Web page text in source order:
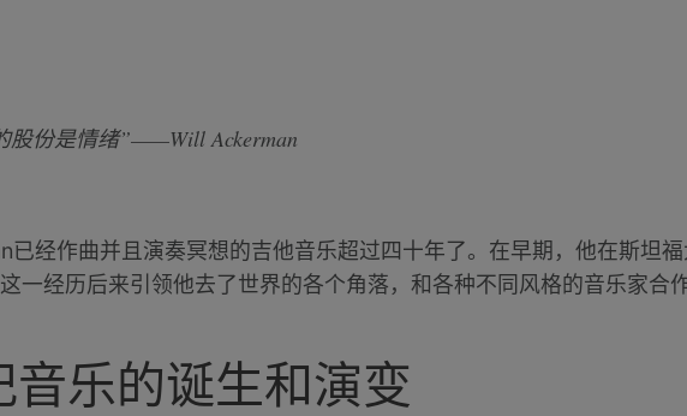
股份是情绪”——Will Ackerman
已经作曲并且演奏冥想的吉他音乐超过四十年了。在早期，他在斯坦
一经历后来引领他去了世界的各个角落，和各种不同风格的音乐家合
音乐的诞生和演变